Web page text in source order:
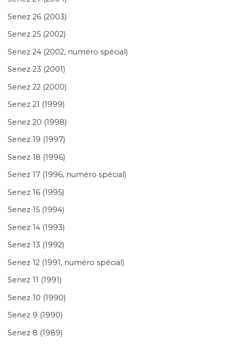
Senez 26 (2003)
Senez 25 (2002)
Senez 24 (2002, numéro spécial)
Senez 23 (2001)
Senez 22 (2000)
Senez 21 (1999)
Senez 20 (1998)
Senez 19 (1997)
Senez 18 (1996)
Senez 17 (1996, numéro spécial)
Senez 16 (1995)
Senez 15 (1994)
Senez 14 (1993)
Senez 13 (1992)
Senez 12 (1991, numéro spécial)
Senez 11 (1991)
Senez 10 (1990)
Senez 9 (1990)
Senez 8 (1989)